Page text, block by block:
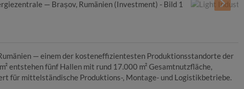
— einem der kosteneffizientesten Produktionsstandorte der
entstehen fünf Hallen mit rund 17.000 m² Gesamtnutzfläche,
für mittelständische Produktions-, Montage- und Logistikbetriebe.